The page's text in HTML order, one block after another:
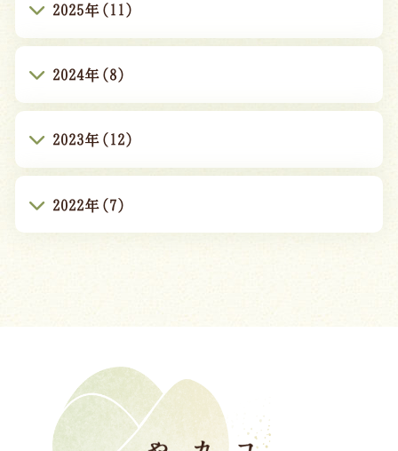
2025年(11)
2024年(8)
2023年(12)
2022年(7)